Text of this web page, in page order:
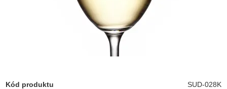
Kód produktu
SUD-028K